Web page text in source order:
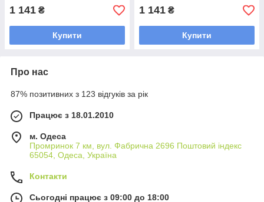
1 141 ₴
Купити
1 141 ₴
Купити
Про нас
87% позитивних з 123 відгуків за рік
Працює з 18.01.2010
м. Одеса
Промринок 7 км, вул. Фабрична 2696 Поштовий індекс
65054, Одеса, Україна
Контакти
Сьогодні працює з 09:00 до 18:00